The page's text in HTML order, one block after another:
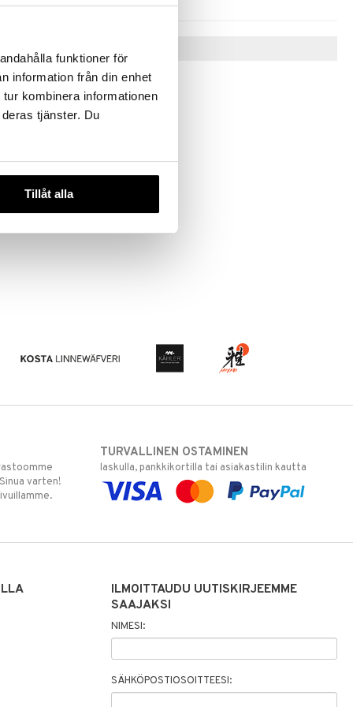
funktioner för
information från din enhet
kombinera informationen
tjänster. Du
Tillåt alla
varten!
TURVALLINEN OSTAMINEN
laskulla, pankkikortilla tai asiakastilin kautta
ILMOITTAUDU UUTISKIRJEEMME
SAAJAKSI
NIMESI:
SÄHKÖPOSTIOSOITTEESI: